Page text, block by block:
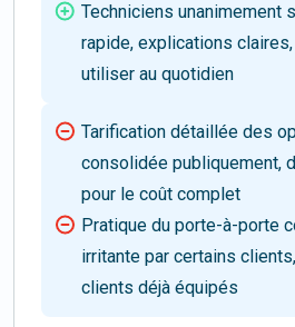
Techniciens unanimement
rapide, explications
utiliser au quotidien
Tarification détaillée des
consolidée publiquement,
pour le coût complet
Pratique du porte-à-porte
irritante par certains
clients déjà équipés